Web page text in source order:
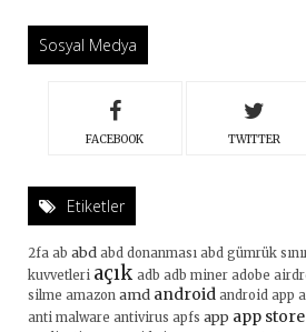
Sosyal Medya
FACEBOOK TWITTER
Etiketler
2fa ab abd abd donanması abd gümrük
kuvvetleri açık adb adb miner adobe
silme amazon amd android android app
anti malware antivirus apfs app app store